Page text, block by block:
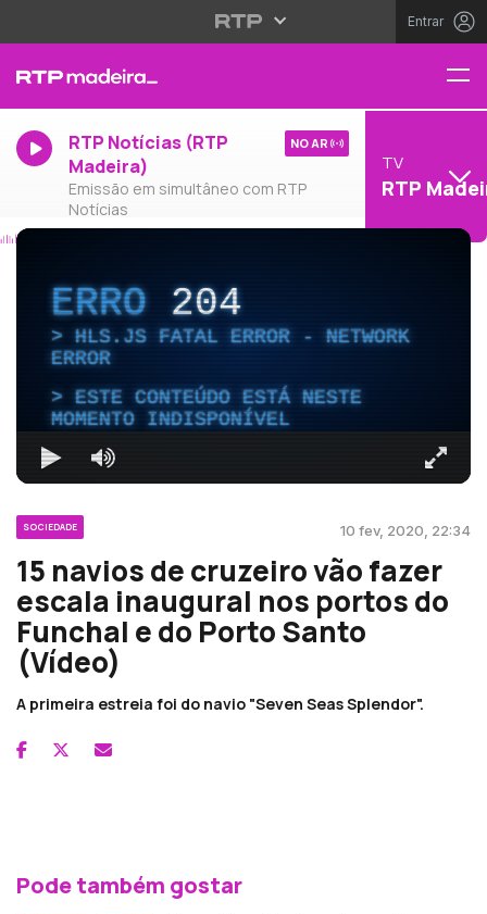
Entrar
RTP Notícias (RTP
Madeira)
Emissão em simultâneo com RTP
Notícias
NO AR
TV
RTP
ERRO204
HLS.JS FATAL ERROR - NETWORK
ERROR
ESTE CONTEÚDO ESTÁ NESTE
MOMENTO INDISPONÍVEL
SOCIEDADE 10 fev, 2020, 22:34
15 navios de cruzeiro vão fazer
escala inaugural nos portos do
Funchal e do Porto Santo
(Vídeo)
A primeira estreia foi do navio "Seven Seas Splendor".
Pode também gostar